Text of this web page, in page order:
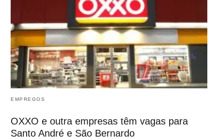
EMPREGOS
OXXO e outra empresas têm vagas para
Santo André e São Bernardo